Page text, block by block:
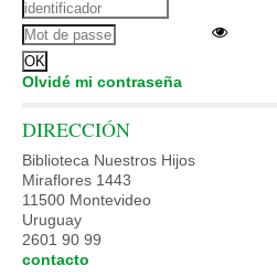
Olvidé mi contraseña
DIRECCIÓN
Biblioteca Nuestros Hijos
Miraflores 1443
11500 Montevideo
Uruguay
2601 90 99
contacto